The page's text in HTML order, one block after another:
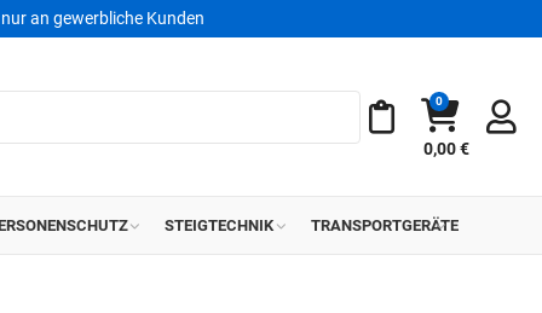
an gewerbliche Kunden
Meine Merkliste
Warenkorb
0
0,00 €
STEIGTECHNIK TRANSPORTGERÄTE